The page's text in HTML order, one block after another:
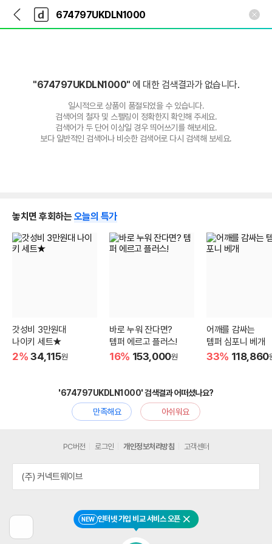
다
나
와
가
다
와
"674797UKDLN1000" 에 대한 검색결과가 없습니다.
일시적으로 상품이 품절되었을 수 있습니다.
검색어의 철자 및 스펠링이 정확한지 확인해 주세요.
검색어가 두 단어 이상일 경우 띄어쓰기를 해보세요.
보다 일반적인 검색어나 비슷한 검색어로 다시 검색해 보세요.
놓치면 후회하는 오늘의 특가
갓성비 3만원대
나이키 세트★
2% 34,115원
바로 누워 잔다면?
템퍼 에르고 플러스!
16% 153,000원
어깨를 감싸는
템퍼 심포니 베개
33% 118,860
'674797UKDLN1000' 검색결과 어떠셨나요?
만족해요
아쉬워요
전
NEW 인터넷 가입 비교 서비스 오픈 닫기
PC버전 로그인 개인정보처리방침 고객센터
(주) 커넥트웨이브